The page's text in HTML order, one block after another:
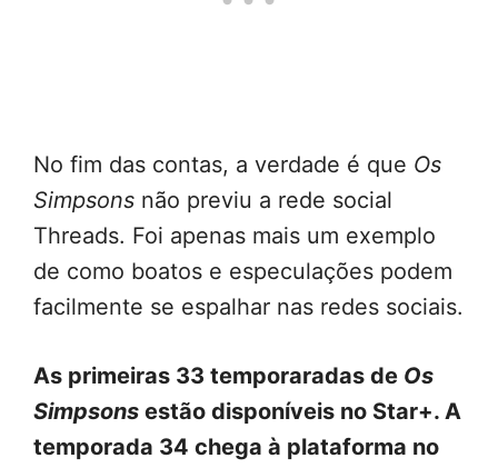
No fim das contas, a verdade é que Os
Simpsons não previu a rede social
Threads. Foi apenas mais um exemplo
de como boatos e especulações podem
facilmente se espalhar nas redes sociais.
As primeiras 33 temporaradas de Os
Simpsons estão disponíveis no Star+. A
temporada 34 chega à plataforma no